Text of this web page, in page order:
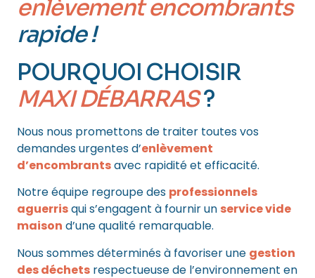
enlèvement encombrants
rapide !
POURQUOI CHOISIR
MAXI DÉBARRAS?
Nous nous promettons de traiter toutes vos
demandes urgentes d’enlèvement
d’encombrantsavec rapidité et efficacité.
Notre équipe regroupe des professionnels
aguerrisqui s’engagent à fournir un service vide
maison d’une qualité remarquable.
Nous sommes déterminés à favoriser une gestion
des déchets respectueuse de l’environnement en